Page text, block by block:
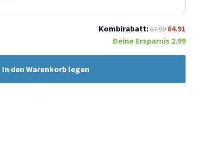
Kombirabatt:67.90 64.91
Deine Ersparnis 2.99
In den Warenkorb legen